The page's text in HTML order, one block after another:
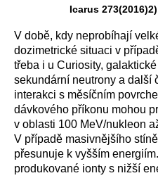
Icarus 273(2016)2)
V době, kdy neprobíhají
dozimetrické situaci v
třeba i u Curiosity,
sekundární neutrony a další
interakci s měsíčním
dávkového příkonu mohou
v oblasti 100 MeV/nukleon
V případě masivnějšího
přesunuje k vyšším
produkované ionty s nižší